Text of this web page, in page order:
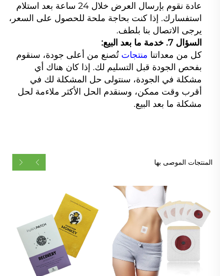
عادة نقوم بإرسال العرض خلال 24 ساعة بعد استلام
استفسارك. إذا كنت بحاجة ملحة للحصول على السعر،
يرجى الاتصال بنا بلطف.
السؤال 7. خدمة ما بعد البيع:
كل من معداتنا منتجات تُصنع من أعلى جودة، سنقوم
بفحص الجودة قبل التسليم لك. إذا كان هناك أي
مشكلة في الجودة، سنتولى حل المشكلة لك في
أقرب وقت ممكن، وسنقدم الحل الأكثر ملاءمة لحل
مشكلة ما بعد البيع.
المنتجات الموصى بها